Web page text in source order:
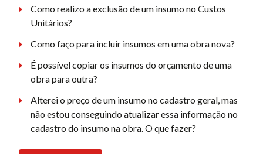
Como realizo a exclusão de um insumo no Custos
Unitários?
Como faço para incluir insumos em uma obra nova?
É possível copiar os insumos do orçamento de uma
obra para outra?
Alterei o preço de um insumo no cadastro geral, mas
não estou conseguindo atualizar essa informação no
cadastro do insumo na obra. O que fazer?